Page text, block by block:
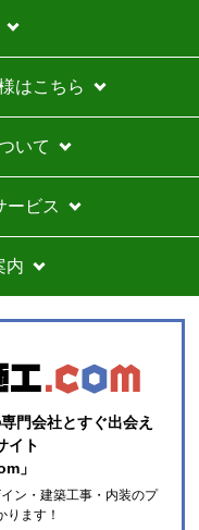
はこちら
いて
ービス
内
門会社とすぐ出会え
イト
」
ン・建築工事・内装のプ
ります！